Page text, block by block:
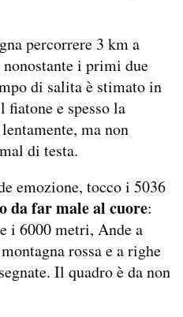
percorrere 3 km a
i primi due
di salita è stimato in
fiatone e spesso la
ma non
di testa.
emozione, tocco i 5036
da far male al cuore:
i 6000 metri, Ande a
rossa e a righe
Il quadro è da non